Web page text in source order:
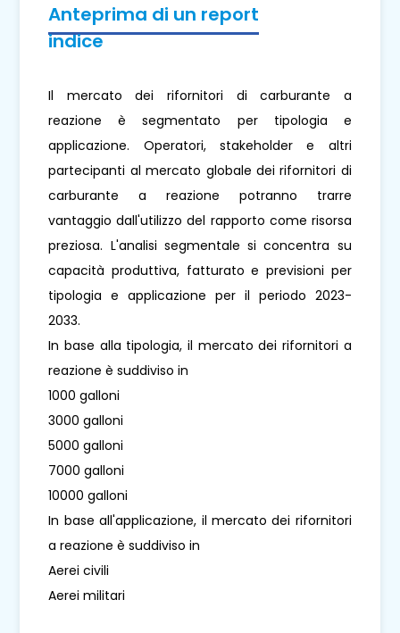
Anteprima di un report
indice
Il mercato dei rifornitori di carburante a
reazione è segmentato per tipologia e
applicazione. Operatori, stakeholder e altri
partecipanti al mercato globale dei rifornitori di
carburante a reazione potranno trarre
vantaggio dall'utilizzo del rapporto come risorsa
preziosa. L'analisi segmentale si concentra su
capacità produttiva, fatturato e previsioni per
tipologia e applicazione per il periodo 2023-
2033.
In base alla tipologia, il mercato dei rifornitori a
reazione è suddiviso in
1000 galloni
3000 galloni
5000 galloni
7000 galloni
10000 galloni
In base all'applicazione, il mercato dei rifornitori
a reazione è suddiviso in
Aerei civili
Aerei militari